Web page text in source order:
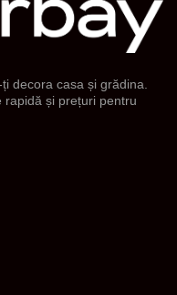
decora casa și grădina.
rapidă și prețuri pentru